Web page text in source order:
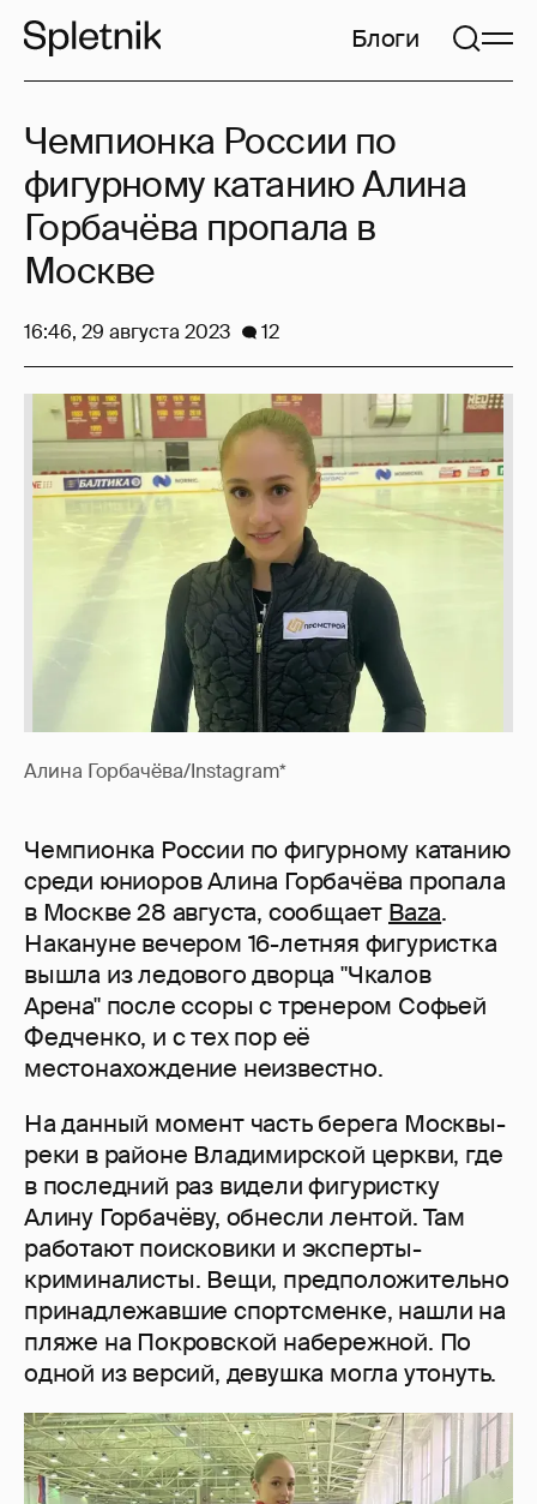
Блоги
Алина Горбачёва/Instagram*
Чемпионка России по фигурному катанию
среди юниоров Алина Горбачёва пропала
в Москве 28 августа, сообщает Baza.
Накануне вечером 16-летняя фигуристка
вышла из ледового дворца "Чкалов
Арена" после ссоры с тренером Софьей
Федченко, и с тех пор её
местонахождение неизвестно.
На данный момент часть берега Москвы-
реки в районе Владимирской церкви, где
в последний раз видели фигуристку
Алину Горбачёву, обнесли лентой. Там
работают поисковики и эксперты-
криминалисты. Вещи, предположительно
принадлежавшие спортсменке, нашли на
пляже на Покровской набережной. По
одной из версий, девушка могла утонуть.
Чемпионка России по
фигурному катанию Алина
Горбачёва пропала в
Москве
16:46, 29 августа 2023 12